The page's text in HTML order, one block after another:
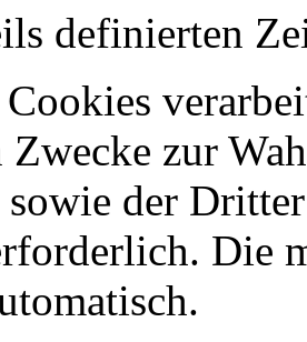
definierten
Zwecke zur
sowie der
Die